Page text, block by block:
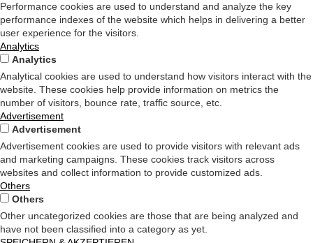
Performance cookies are used to understand and analyze the key
performance indexes of the website which helps in delivering a better
user experience for the visitors.
Analytics
Analytics
Analytical cookies are used to understand how visitors interact with the
website. These cookies help provide information on metrics the
number of visitors, bounce rate, traffic source, etc.
Advertisement
Advertisement
Advertisement cookies are used to provide visitors with relevant ads
and marketing campaigns. These cookies track visitors across
websites and collect information to provide customized ads.
Others
Others
Other uncategorized cookies are those that are being analyzed and
have not been classified into a category as yet.